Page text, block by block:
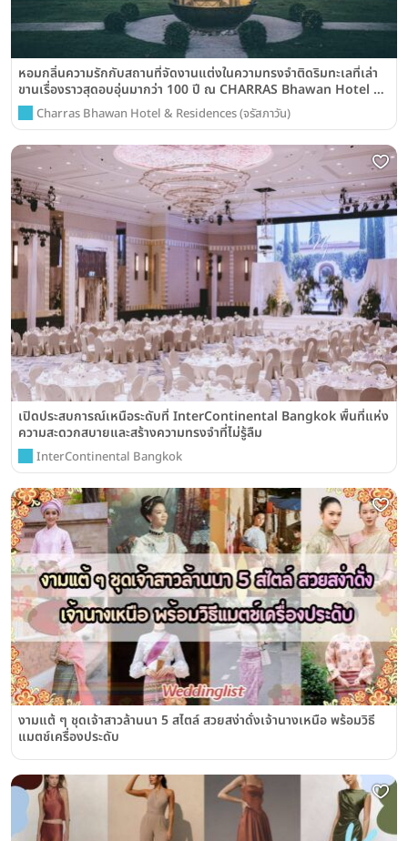
หอมกลิ่นความรักกับสถานที่จัดงานแต่งในความทรงจำติดริมทะเลที่เล่า
ขานเรื่องราวสุดอบอุ่นมากว่า 100 ปี ณ CHARRAS Bhawan Hotel &
Residences
Charras Bhawan Hotel & Residences (จรัสภาวัน)
เปิดประสบการณ์เหนือระดับที่ InterContinental Bangkok พื้นที่แห่ง
ความสะดวกสบายและสร้างความทรงจำที่ไม่รู้ลืม
InterContinental Bangkok
งามแต้ ๆ ชุดเจ้าสาวล้านนา 5 สไตล์ สวยสง่าดั่งเจ้านางเหนือ พร้อมวิธี
แมตช์เครื่องประดับ